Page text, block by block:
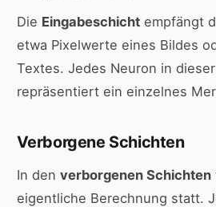
Die Eingabeschichtempfängt
etwa Pixelwerte eines Bildes
Textes. Jedes Neuron in
repräsentiert ein einzelnes
Verborgene Schichten
In den verborgenen Schichten
eigentliche Berechnung statt.